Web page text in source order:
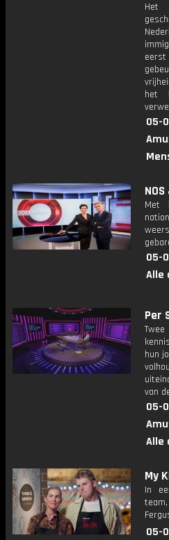
Het
het
05-
Met
05-
Alle
Per
hun
van
05-
Alle
My
In
05-